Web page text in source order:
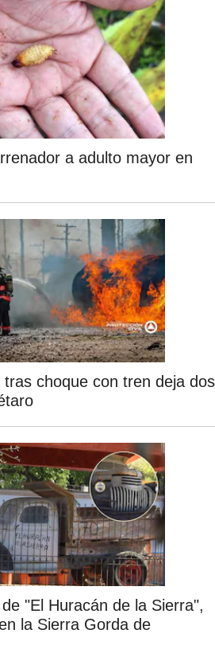
a adulto mayor en
tras choque con tren deja dos
"El Huracán de la Sierra",
la Sierra Gorda de